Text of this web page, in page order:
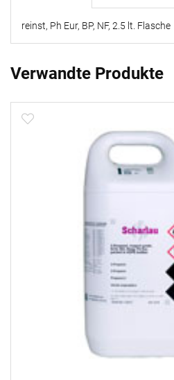
reinst, Ph Eur, BP, NF, 2.5 lt. Flasche
Verwandte Produkte